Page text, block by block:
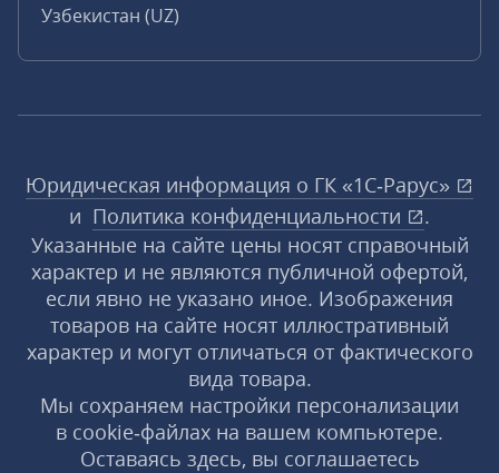
Узбекистан (UZ)
Юридическая информация о ГК «1С‑Рарус»
и Политика конфиденциальности
.
Указанные на сайте цены носят справочный
характер и не являются публичной офертой,
если явно не указано иное. Изображения
товаров на сайте носят иллюстративный
характер и могут отличаться от фактического
вида товара.
Мы сохраняем настройки персонализации
в cookie‑файлах на вашем компьютере.
Оставаясь здесь, вы соглашаетесь